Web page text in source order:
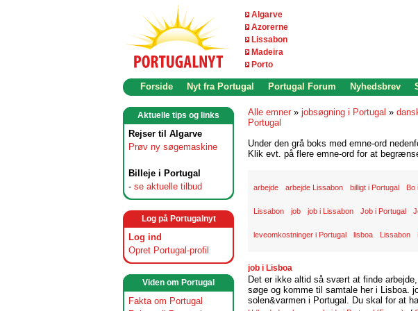
Algarve
Azorerne
Lissabon
Madeira
Porto
Forside Nyt fra Portugal Portugal Forum Nyhedsbrev
Aktuelle tips og links
Rejser til Algarve
Prøv ny søgemaskine
Billeje i Portugal
- se aktuelle tilbud
Log på Portugalnyt
Log ind
Opret Portugal-profil
Viden om Portugal
Fakta om Portugal
Alle emner » jobsøgning i Portugal »
Portugal
Under den grå boks med emne-ord
Klik evt. på flere emne-ord for at
arbejde arbejde Lissabon billigt i Portugal Bo
Lissabon job job i Lissabon Job i Portugal
leveomkostninger i Portugal lisboa Lissabon
job i Lisboa
Det er ikke altid så svært at finde
søge og komme til samtale her i Lisboa.
solen&varmen i Portugal. Du skal for at